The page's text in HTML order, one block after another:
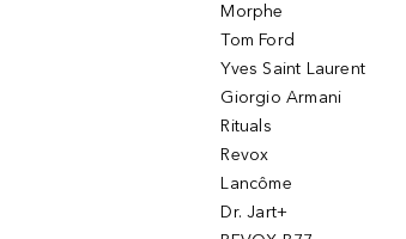
Morphe
Tom Ford
Yves Saint Laurent
Giorgio Armani
Rituals
Revox
Lancôme
Dr. Jart+